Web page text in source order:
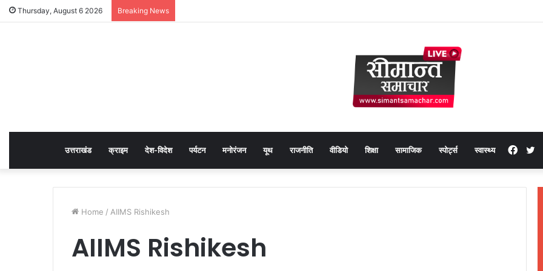
Thursday, August 6 2026 Breaking News
उत्तराखंड क्राइम देश-विदेश पर्यटन मनोरंजन यूथ राजनीति वीडियो शिक्षा सामाजिक स्पोर्ट्स स्वास्थ्य
Home / AIIMS Rishikesh
AIIMS Rishikesh